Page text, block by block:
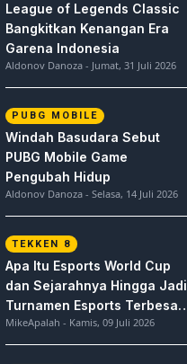
League of Legends Classic
Bangkitkan Kenangan Era
Garena Indonesia
Aldonov Danoza - Jumat, 31 Juli 2026
PUBG MOBILE
Windah Basudara Sebut
PUBG Mobile Game
Pengubah Hidup
Aldonov Danoza - Selasa, 14 Juli 2026
TEKKEN 8
Apa Itu Esports World Cup
dan Sejarahnya Hingga Jadi
Turnamen Esports Terbesar
di Dunia
MikeApalah - Kamis, 09 Juli 2026